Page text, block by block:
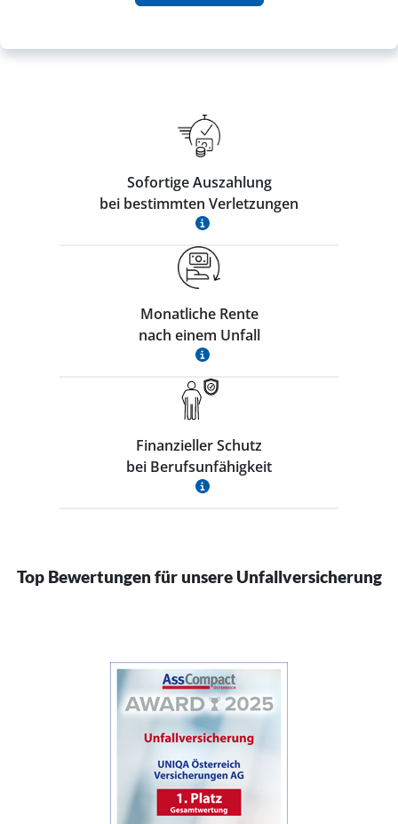
Sofortige Auszahlung
bei bestimmten Verletzungen
Monatliche Rente
nach einem Unfall
Finanzieller Schutz
bei Berufsunfähigkeit
Top Bewertungen für unsere Unfallversicherung